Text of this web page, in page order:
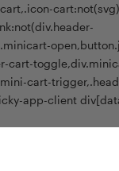
cart-
cart-
app-client